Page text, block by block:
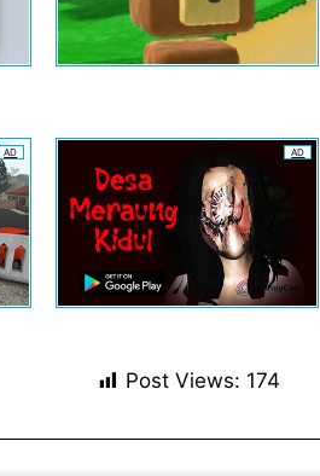
AD AD
Post Views: 174